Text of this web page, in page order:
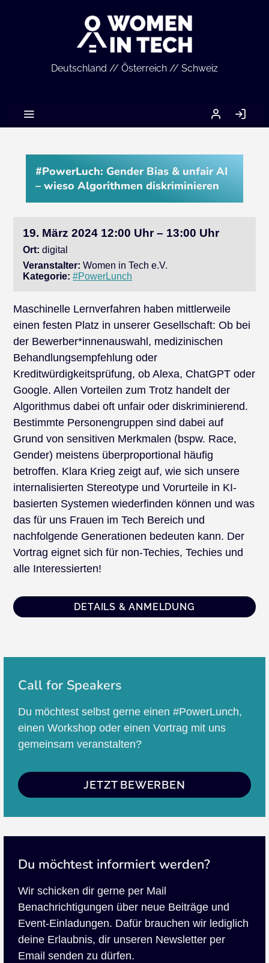
Deutschland // Österreich // Schweiz
MEIN
ACCOUNT
#PowerLuch: Gender Bias & unfair AI
– wieso Algorithmen diskriminieren
19. März 2024 12:00 Uhr – 13:00 Uhr
Ort: digital
Veranstalter: Women in Tech e.V.
Kategorie: #PowerLunch
Maschinelle Lernverfahren haben mittlerweile
einen festen Platz in unserer Gesellschaft: Ob bei
der Bewerber*innenauswahl, medizinischen
Behandlungsempfehlung oder
Kreditwürdigkeitsprüfung, ob Alexa, ChatGPT oder
Google. Allen Vorteilen zum Trotz handelt der
Algorithmus dabei oft unfair oder diskriminierend.
Bestimmte Personengruppen sind dabei auf
Grund von sensitiven Merkmalen (bspw. Race,
Gender) meistens überproportional häufig
betroffen. Klara Krieg zeigt auf, wie sich unsere
internalisierten Stereotype und Vorurteile in KI-
basierten Systemen wiederfinden können und was
das für uns Frauen im Tech Bereich und
nachfolgende Generationen bedeuten kann. Der
Vortrag eignet sich für non-Techies, Techies und
alle Interessierten!
DETAILS & ANMELDUNG
Call for Speakers
Du möchtest selbst gerne einen #PowerLunch,
einen Workshop oder einen Vortrag mit uns
gemeinsam veranstalten?
JETZT BEWERBEN
Du möchtest informiert werden?
Wir schicken dir gerne per Mail
Benachrichtigungen über neue Beiträge und
Event-Einladungen. Dafür brauchen wir lediglich
deine Erlaubnis, dir unseren Newsletter per
Email senden zu dürfen.